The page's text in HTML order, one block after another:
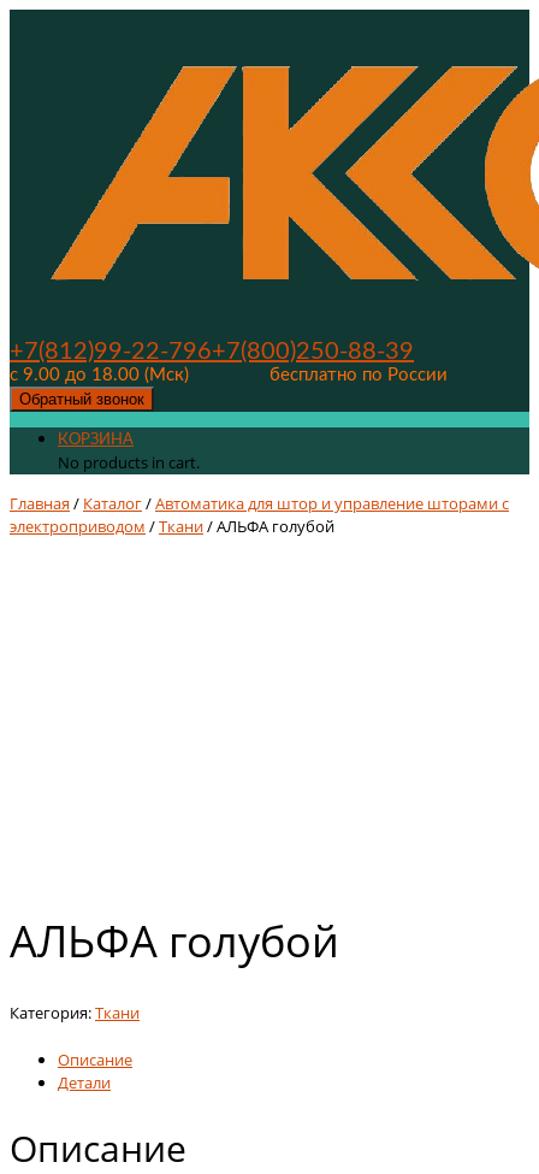
+7(812)99-22-796+7(800)250-88-39
с 9.00 до 18.00 (Мск)
бесплатно по России
Обратный звонок
КОРЗИНА
No products in cart.
Главная/ Каталог/Автоматика для штор и управление шторами с
электроприводом /Ткани/ АЛЬФА голубой
АЛЬФА голубой
Категория:Ткани
Описание
Детали
Описание